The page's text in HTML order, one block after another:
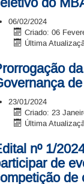
do
06/02/2024
Criado: 06
Última
23/01/2024
Criado: 23
Última
nº 1/
de
de